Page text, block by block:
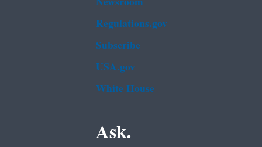
Regulations.gov
Subscribe
USA.gov
White House
Ask.